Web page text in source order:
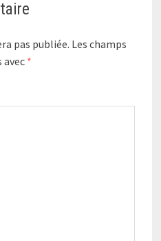
pas publiée. Les champs
*